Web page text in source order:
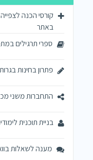
קורסי הכנה
באתר
ספרי תרגילים
פתרון בחינות
התחברות משני
בניית תוכנית
מענה לשאלות